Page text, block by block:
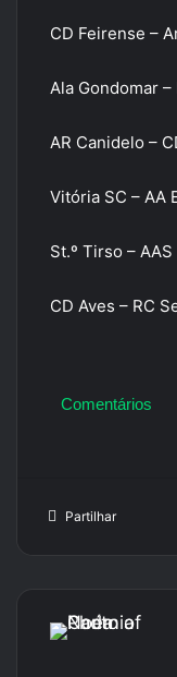
CD Feirense –
Ala Gondomar
AR Canidelo –
Vitória SC – AA
St.º Tirso –
CD Aves – RC
Comentários
Partilhar